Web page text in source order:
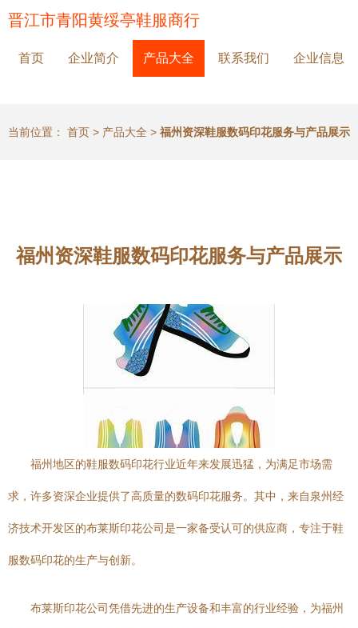
晋江市青阳黄绥亭鞋服商行
首页 企业简介 产品大全 联系我们 企业信息
当前位置： 首页 > 产品大全 > 福州资深鞋服数码印花服务与产品展示
福州资深鞋服数码印花服务与产品展示
福州地区的鞋服数码印花行业近年来发展迅猛，为满足市场需
求，许多资深企业提供了高质量的数码印花服务。其中，来自泉州经
济技术开发区的布莱斯印花公司是一家备受认可的供应商，专注于鞋
服数码印花的生产与创新。
布莱斯印花公司凭借先进的生产设备和丰富的行业经验，为福州